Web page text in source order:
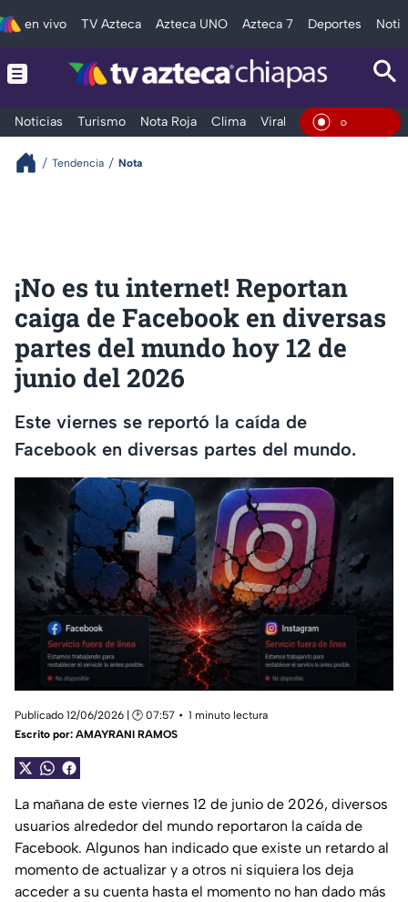
en vivo TV Azteca Azteca UNO Azteca 7 Deportes
Noticias Turismo Nota Roja Clima Viral y Tendencia En Vivo
Tendencia Nota
¡No es tu internet! Reportan
caiga de Facebook en diversas
partes del mundo hoy 12 de
junio del 2026
Este viernes se reportó la caída de
Facebook en diversas partes del mundo.
Publicado 12/06/2026 | 🕑 07:57
1 minuto lectura
Escrito por: AMAYRANI RAMOS
La mañana de este viernes 12 de junio de 2026, diversos
usuarios alrededor del mundo reportaron la caída de
Facebook. Algunos han indicado que existe un retardo al
momento de actualizar y a otros ni siquiera los deja
acceder a su cuenta hasta el momento no han dado más